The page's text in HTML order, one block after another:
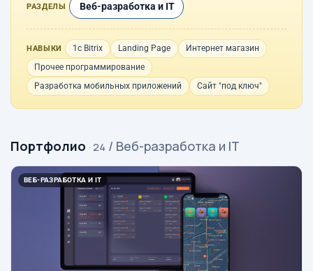
РАЗДЕЛЫ Веб-разработка и IT
НАВЫКИ 1с Bitrix Landing Page
Интернет магазин
Прочее программирование
Разработка мобильных приложений
Сайт "под ключ"
Портфолио · 24 / Веб-разработка и IT
ВЕБ-РАЗРАБОТКА И IT